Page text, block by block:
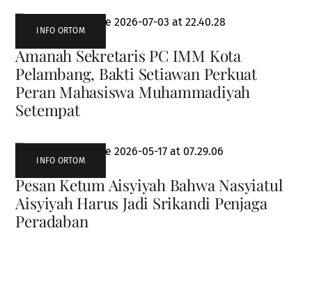
INFO ORTOM
Amanah Sekretaris PC IMM Kota
Pelambang, Bakti Setiawan Perkuat
Peran Mahasiswa Muhammadiyah
Setempat
INFO ORTOM
Pesan Ketum Aisyiyah Bahwa Nasyiatul
Aisyiyah Harus Jadi Srikandi Penjaga
Peradaban